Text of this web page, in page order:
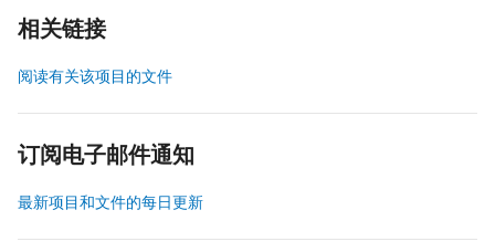
相关链接
阅读有关该项目的文件
订阅电子邮件通知
最新项目和文件的每日更新